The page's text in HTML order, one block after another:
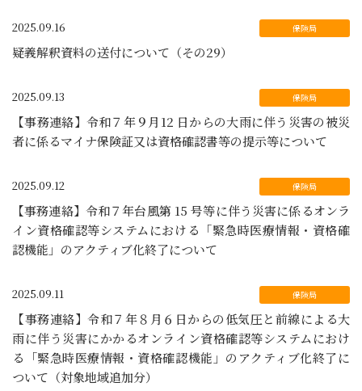
2025.09.16
疑義解釈資料の送付について（その29）
2025.09.13
【事務連絡】令和７年９月12 日からの大雨に伴う災害の被災
者に係るマイナ保険証又は資格確認書等の提示等について
2025.09.12
【事務連絡】令和７年台風第 15 号等に伴う災害に係るオンラ
イン資格確認等システムにおける「緊急時医療情報・資格確
認機能」のアクティブ化終了について
2025.09.11
【事務連絡】令和７年８月６日からの低気圧と前線による大
雨に伴う災害にかかるオンライン資格確認等システムにおけ
る「緊急時医療情報・資格確認機能」のアクティブ化終了に
ついて（対象地域追加分）